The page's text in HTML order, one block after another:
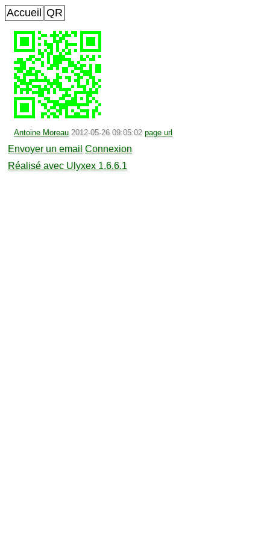
Accueil QR
Antoine Moreau 2012-05-26 09:05:02 page url
Envoyer un email Connexion
Réalisé avec Ulyxex 1.6.6.1